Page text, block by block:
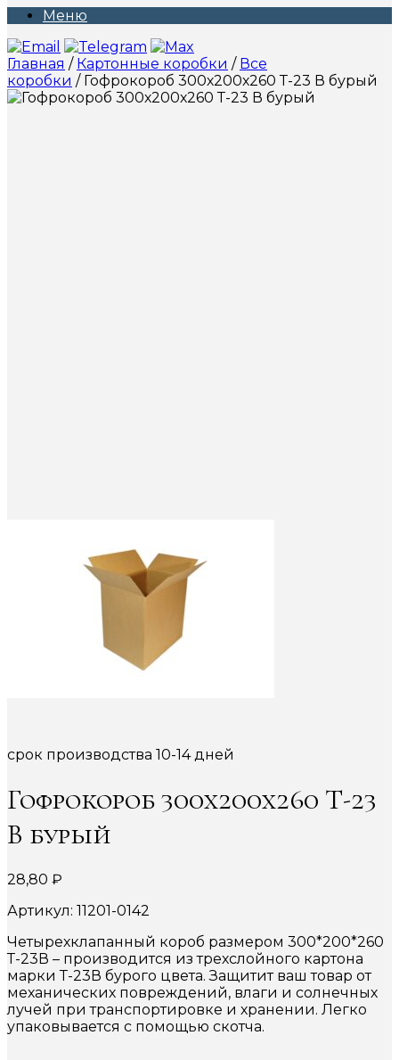
Меню
Главная / Картонные коробки / Все
коробки / Гофрокороб 300х200х260 Т-23 В бурый
срок производства 10-14 дней
Гофрокороб 300х200х260 Т-23
В бурый
28,80 ₽
Артикул: 11201-0142
Четырехклапанный короб размером 300*200*260
Т-23В – производится из трехслойного картона
марки Т-23В бурого цвета. Защитит ваш товар от
механических повреждений, влаги и солнечных
лучей при транспортировке и хранении. Легко
упаковывается с помощью скотча.